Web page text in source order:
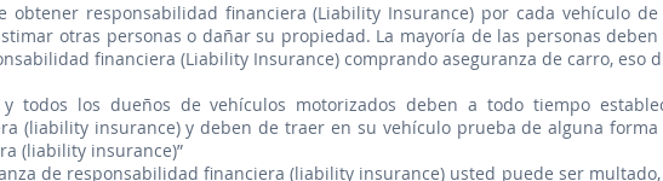
obtener responsabilidad financiera (Liability Insurance) por cada vehículo de
otras personas o dañar su propiedad. La mayoría de las personas deben
financiera (Liability Insurance) comprando aseguranza de carro, eso
y todos los dueños de vehículos motorizados deben a todo tiempo
(liability insurance) y deben de traer en su vehículo prueba de alguna forma
(liability insurance)”
de responsabilidad financiera (liability insurance) usted puede ser multado,